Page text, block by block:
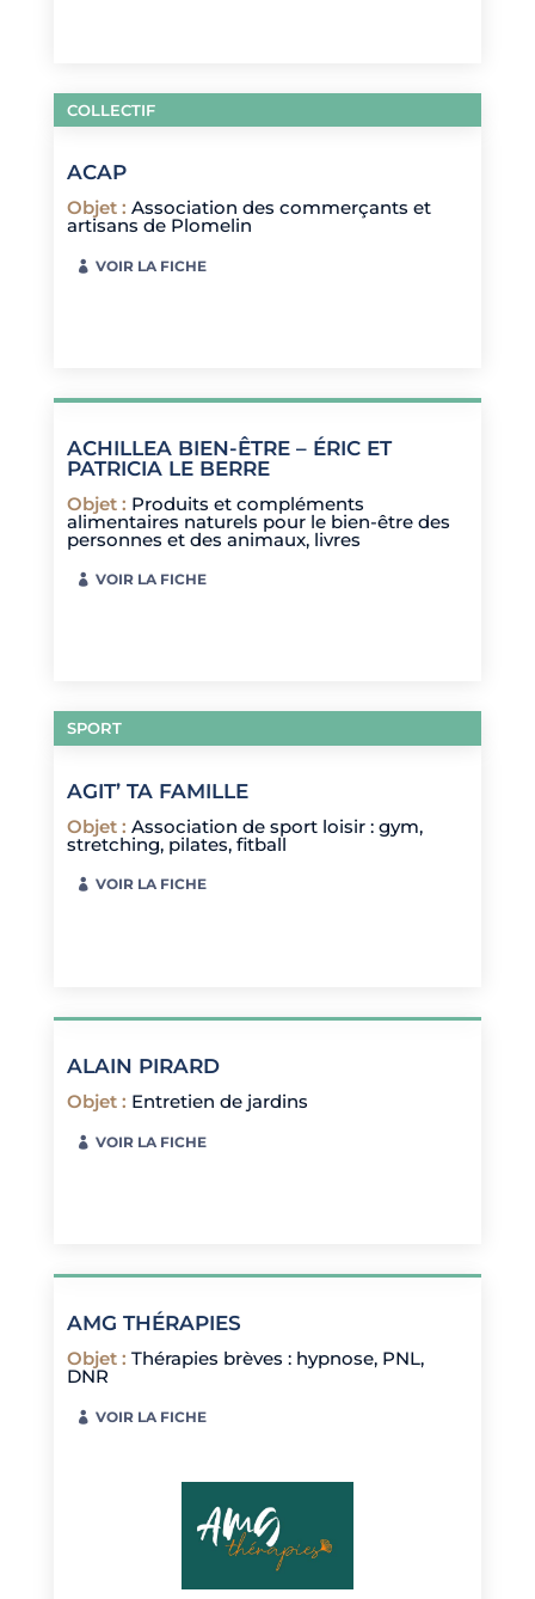
COLLECTIF
ACAP
Objet : Association des commerçants et
artisans de Plomelin
VOIR LA FICHE
ACHILLEA BIEN-ÊTRE – ÉRIC ET
PATRICIA LE BERRE
Objet : Produits et compléments
alimentaires naturels pour le bien-être des
personnes et des animaux, livres
VOIR LA FICHE
SPORT
AGIT’ TA FAMILLE
Objet : Association de sport loisir : gym,
stretching, pilates, fitball
VOIR LA FICHE
ALAIN PIRARD
Objet : Entretien de jardins
VOIR LA FICHE
AMG THÉRAPIES
Objet : Thérapies brèves : hypnose, PNL,
DNR
VOIR LA FICHE